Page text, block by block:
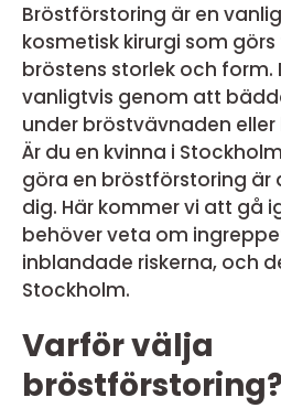
Bröstförstoring är en
kosmetisk kirurgi som
bröstens storlek och form.
vanligtvis genom att
under bröstvävnaden
Är du en kvinna i
göra en bröstförstoring är
dig. Här kommer vi att gå
behöver veta om
inblandade riskerna, och
Stockholm.
Varför välja
bröstförstoring?